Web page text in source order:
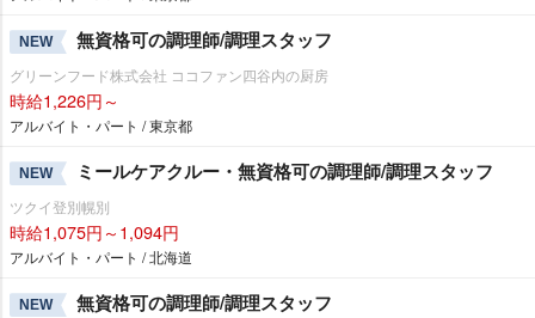
NEW 無資格可の調理師/調理スタッフ
グリーンフード株式会社 ココファン四谷内の厨房
時給1,226円～
アルバイト・パート / 東京都
NEW ミールケアクルー・無資格可の調理師/調理スタッフ
ツクイ登別幌別
時給1,075円～1,094円
アルバイト・パート / 北海道
NEW 無資格可の調理師/調理スタッフ